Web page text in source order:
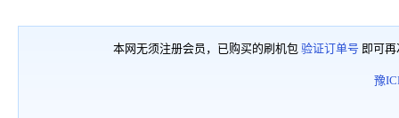
本网无须注册会员，已购买的刷机包 验证订单号 即可
豫